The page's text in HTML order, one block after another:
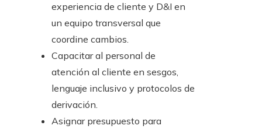
experiencia de cliente y D&I en
un equipo transversal que
coordine cambios.
Capacitar al personal de
atención al cliente en sesgos,
lenguaje inclusivo y protocolos de
derivación.
Asignar presupuesto para